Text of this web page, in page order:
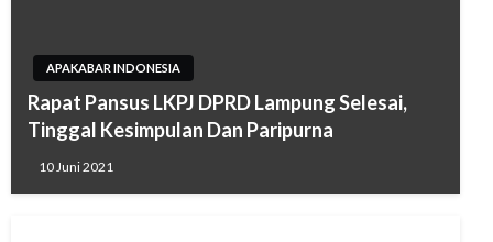
APAKABAR INDONESIA
Rapat Pansus LKPJ DPRD Lampung Selesai,
Tinggal Kesimpulan Dan Paripurna
10 Juni 2021